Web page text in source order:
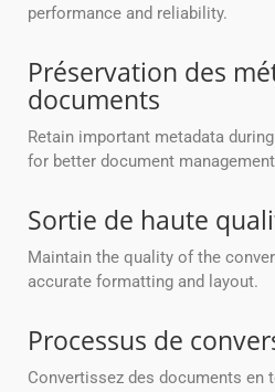
performance and reliability.
Préservation des
documents
Retain important metadata
for better document
Sortie de haute
Maintain the quality of the
accurate formatting and layout.
Processus de
Convertissez des documents en